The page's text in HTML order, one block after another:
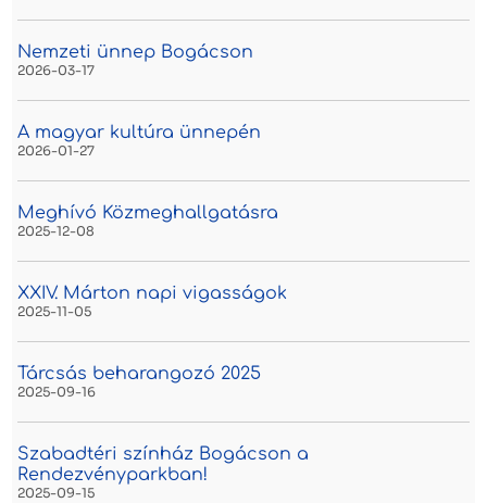
Nemzeti ünnep Bogácson
2026-03-17
A magyar kultúra ünnepén
2026-01-27
Meghívó Közmeghallgatásra
2025-12-08
XXIV. Márton napi vigasságok
2025-11-05
Tárcsás beharangozó 2025
2025-09-16
Szabadtéri színház Bogácson a
Rendezvényparkban!
2025-09-15